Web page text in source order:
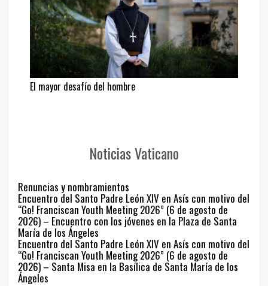
El mayor desafío del hombre
Noticias Vaticano
Renuncias y nombramientos
Encuentro del Santo Padre León XIV en Asís con motivo del
“Go! Franciscan Youth Meeting 2026” (6 de agosto de
2026) – Encuentro con los jóvenes en la Plaza de Santa
María de los Ángeles
Encuentro del Santo Padre León XIV en Asís con motivo del
“Go! Franciscan Youth Meeting 2026” (6 de agosto de
2026) – Santa Misa en la Basílica de Santa María de los
Ángeles